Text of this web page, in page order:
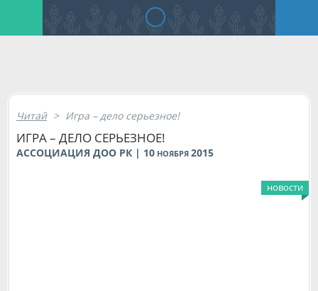
Читай > Игра – дело серьезное!
ИГРА – ДЕЛО СЕРЬЕЗНОЕ!
АССОЦИАЦИЯ ДОО РК | 10 НОЯБРЯ 2015
новости